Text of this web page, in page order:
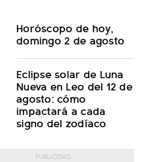
Horóscopo de hoy,
domingo 2 de agosto
Eclipse solar de Luna
Nueva en Leo del 12 de
agosto: cómo
impactará a cada
signo del zodíaco